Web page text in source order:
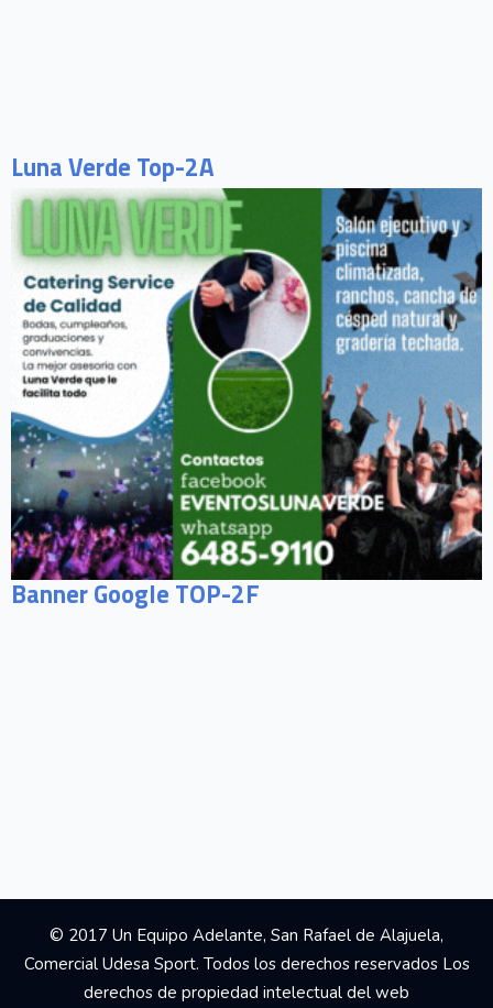
Luna Verde Top-2A
Banner Google TOP-2F
© 2017 Un Equipo Adelante, San Rafael de Alajuela,
Comercial Udesa Sport. Todos los derechos reservados Los
derechos de propiedad intelectual del web